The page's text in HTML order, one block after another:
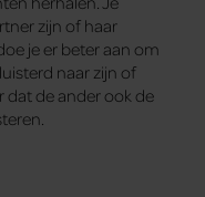
zijn of haar
je er beter aan om
naar zijn of
dat de ander ook de